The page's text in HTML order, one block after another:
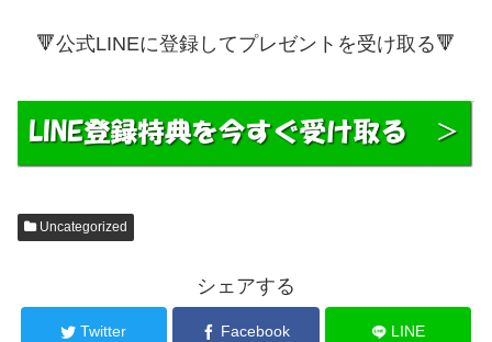
🔻公式LINEに登録してプレゼントを受け取る🔻
Uncategorized
シェアする
Twitter Facebook LINE